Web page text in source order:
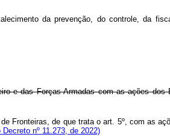
da prevenção, do controle, da
e das Forças Armadas com as ações
Fronteiras, de que trata o art. 5º, com as
nº 11.273, de 2022)